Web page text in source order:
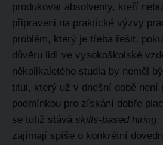
produkovat absolventy, kteří
připraveni na praktické výzvy
problém, který je třeba řešit,
důvěru lidí ve vysokoškolské
několikaletého studia by neměl
titul, který už v dnešní době není
podmínkou pro získání dobře
se totiž stává skills-based hiring.
zajímají spíše o konkrétní